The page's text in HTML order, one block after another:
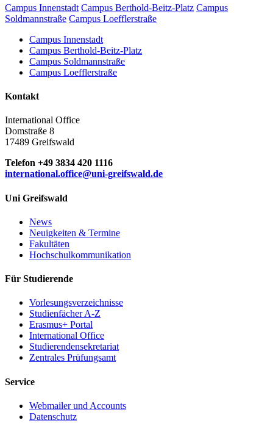
Campus Innenstadt Campus Berthold-Beitz-Platz Campus
Soldmannstraße Campus Loefflerstraße
Campus Innenstadt
Campus Berthold-Beitz-Platz
Campus Soldmannstraße
Campus Loefflerstraße
Kontakt
International Office
Domstraße 8
17489 Greifswald
Telefon +49 3834 420 1116
international.office@uni-greifswald.de
Uni Greifswald
News
Neuigkeiten & Termine
Fakultäten
Hochschulkommunikation
Für Studierende
Vorlesungsverzeichnisse
Studienfächer A-Z
Erasmus+ Portal
International Office
Studierendensekretariat
Zentrales Prüfungsamt
Service
Webmailer und Accounts
Datenschutz